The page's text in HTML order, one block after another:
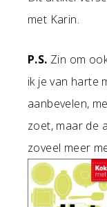
met Karin.
P.S. Zin om
ik je van harte
aanbevelen,
zoet, maar de
zoveel meer